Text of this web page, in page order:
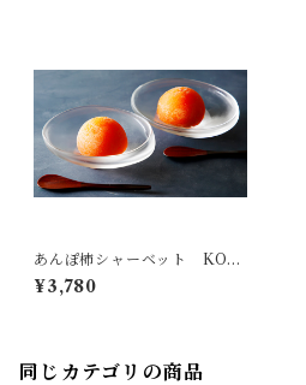
あんぽ柿シャーベット KOH
AKU（6個入）
ぐるなび秘書が選ぶ接待の
¥3,780
同じカテゴリの商品